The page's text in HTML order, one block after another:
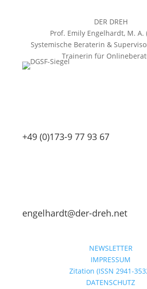
DER DREH
Prof. Emily Engelhardt, M. A.
Systemische Beraterin &
Trainerin für
+49 (0)173-9 77 93 67
engelhardt@der-dreh.net
NEWSLETTER
IMPRESSUM
Zitation (ISSN 2941-
DATENSCHUTZ